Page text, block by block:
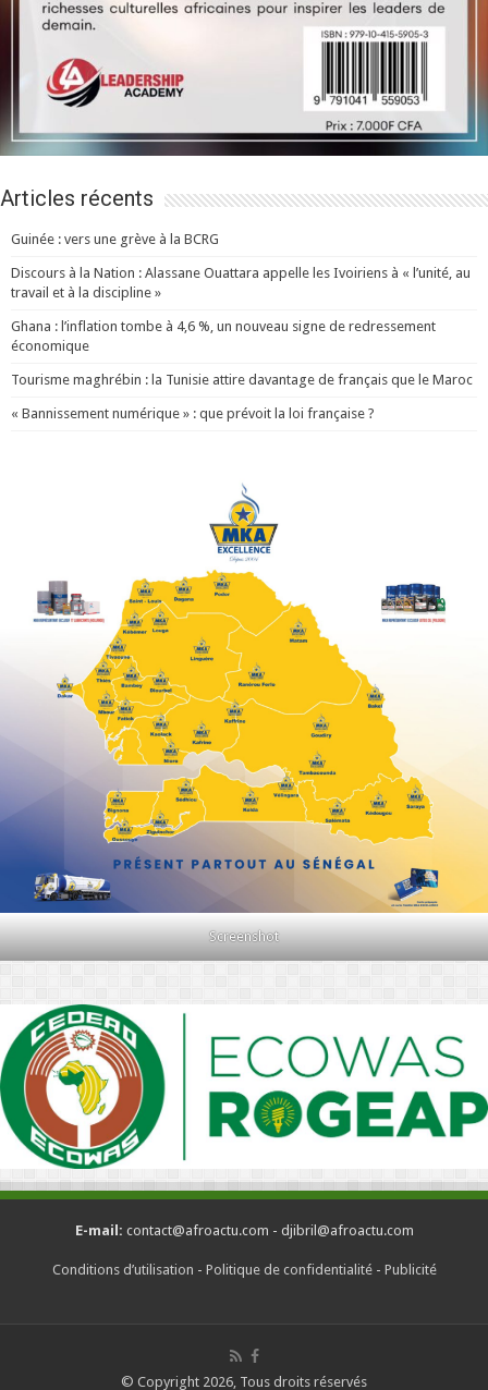
Articles récents
Guinée : vers une grève à la BCRG
Discours à la Nation : Alassane Ouattara appelle les Ivoiriens à « l’unité, au
travail et à la discipline »
Ghana : l’inflation tombe à 4,6 %, un nouveau signe de redressement
économique
Tourisme maghrébin : la Tunisie attire davantage de français que le Maroc
« Bannissement numérique » : que prévoit la loi française ?
Screenshot
E-mail: contact@afroactu.com - djibril@afroactu.com
Conditions d’utilisation - Politique de confidentialité- Publicité
© Copyright 2026, Tous droits réservés